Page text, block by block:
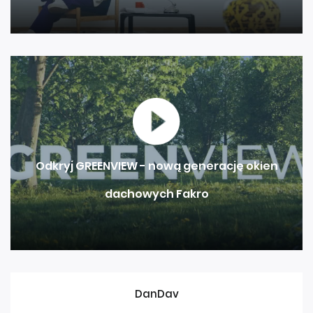
Odkryj GREENVIEW - nową generację okien
dachowych Fakro
DanDav